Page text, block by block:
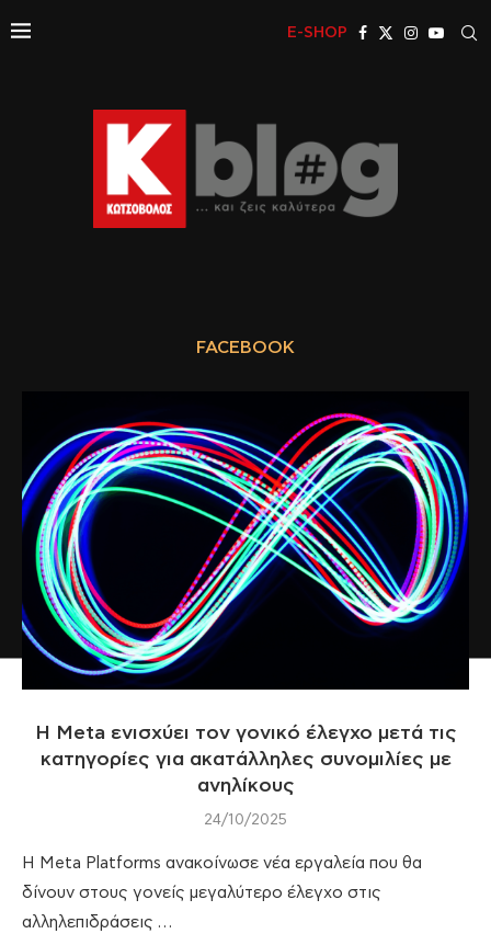
E-SHOP
FACEBOOK
Η Meta ενισχύει τον γονικό έλεγχο μετά τις
κατηγορίες για ακατάλληλες συνομιλίες με
ανηλίκους
24/10/2025
Η Meta Platforms ανακοίνωσε νέα εργαλεία που θα
δίνουν στους γονείς μεγαλύτερο έλεγχο στις
αλληλεπιδράσεις …